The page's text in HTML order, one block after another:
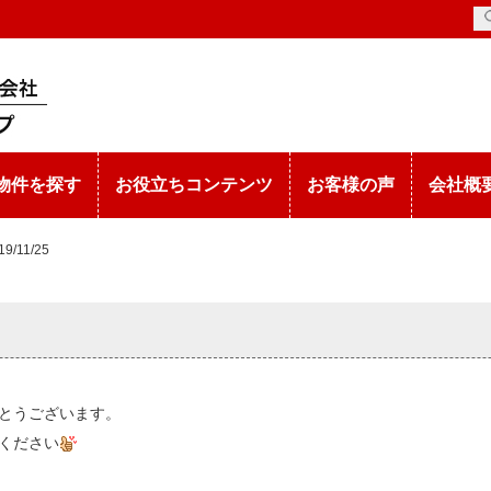
件を探す お役立ちコンテンツ お客様の声 会社概
11/25
うございます。
ださい